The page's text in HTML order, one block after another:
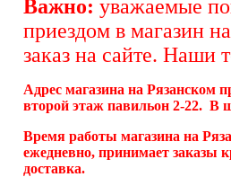
Важно: уважаемые
приездом в магазин
заказ на сайте. Наши
Адрес магазина на Рязанском
второй этаж павильон 2-22. В
Время работы магазина на
ежедневно, принимает заказы
доставка.